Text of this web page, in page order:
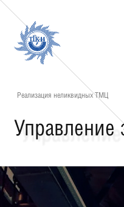
Реализация неликвидных ТМЦ
Управление